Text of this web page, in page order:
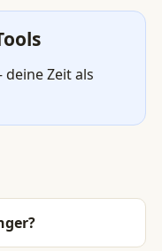
Zeit als